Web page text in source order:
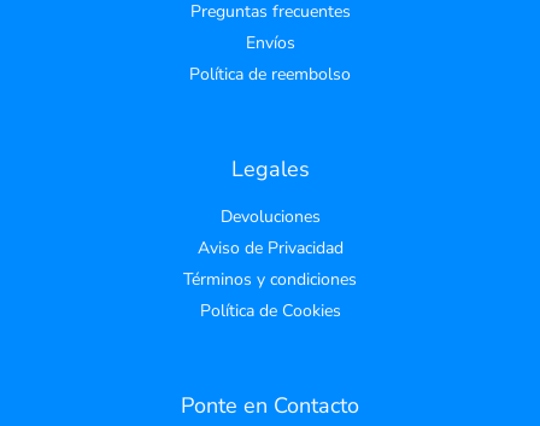
Preguntas frecuentes
Envíos
Política de reembolso
Legales
Devoluciones
Aviso de Privacidad
Términos y condiciones
Política de Cookies
Ponte en Contacto